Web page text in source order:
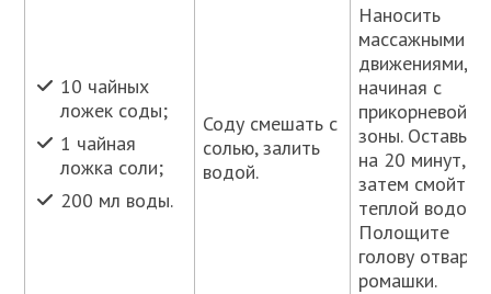
10 чайных
ложек соды;
1 чайная
ложка соли;
200 мл воды.
Соду смешать с
солью, залить
водой.
Наносить
массажными
движениями,
начиная с
прикорневой
зоны. Оставьте
на 20 минут,
затем смойте
теплой водой.
Полощите
голову
ромашки.